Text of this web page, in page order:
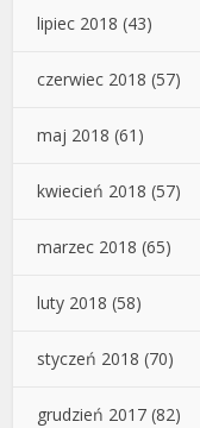
lipiec 2018 (43)
czerwiec 2018 (57)
maj 2018 (61)
kwiecień 2018 (57)
marzec 2018 (65)
luty 2018 (58)
styczeń 2018 (70)
grudzień 2017 (82)